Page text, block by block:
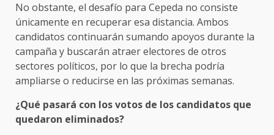
No obstante, el desafío para Cepeda no consiste
únicamente en recuperar esa distancia. Ambos
candidatos continuarán sumando apoyos durante la
campaña y buscarán atraer electores de otros
sectores políticos, por lo que la brecha podría
ampliarse o reducirse en las próximas semanas.
¿Qué pasará con los votos de los candidatos que
quedaron eliminados?